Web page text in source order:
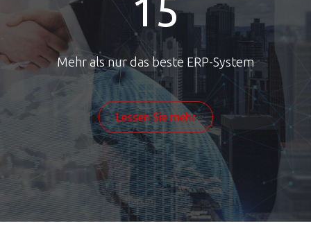
15
Mehr als nur das beste ERP-System
Lessen Sie mehr